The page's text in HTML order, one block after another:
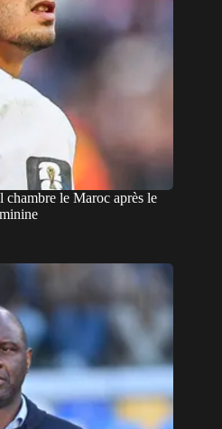
le Maroc après le